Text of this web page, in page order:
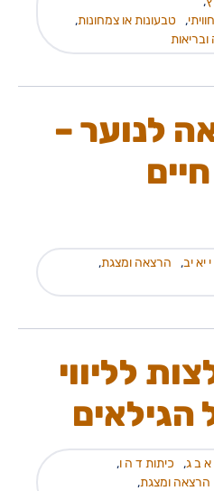
, טבעונות או צמחונות,
ובריאות
לנוער –
יא יב, הרצאה ומצגת,
לליווי
הגילאים
א ב ג, כיתות ד ה ו,
הרצאה ומצגת,